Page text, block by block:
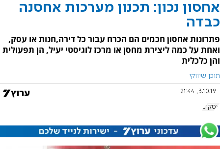
אחסון נכון: תכנון מערכות אחסנה
כבדה
פתרונות אחסון חכמים הם הכרח עבור כל דירה,חנות או עסק,
ואחת על כמה ליצירת מחסן או מרכז לוגיסטי יעיל, הן תפעולית
והן כלכלית
תוכן שיווקי
3.10.19, 21:44
עסקים